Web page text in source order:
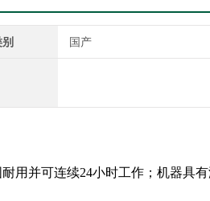
国产
用并可连续24小时工作；机器具